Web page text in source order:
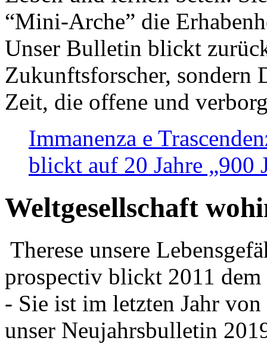
“Mini-Arche” die
Unser Bulletin blickt
Zukunftsforscher, sondern
Zeit, die offene und
Immanenza e
blickt auf 20 Jahre „900
Weltgesellschaft
Therese unsere
prospectiv blickt 2011
- Sie ist im letzten Jahr
unser Neujahrsbulletin